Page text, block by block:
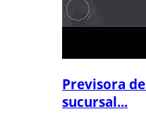
Previsora
sucursal...